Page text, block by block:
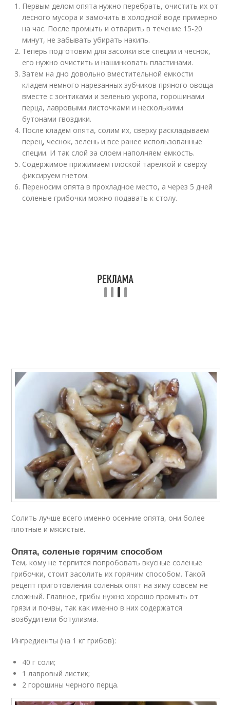
Первым делом опята нужно перебрать, очистить их от
лесного мусора и замочить в холодной воде примерно
на час. После промыть и отварить в течение 15-20
минут, не забывать убирать накипь.
Теперь подготовим для засолки все специи и чеснок,
его нужно очистить и нашинковать пластинами.
Затем на дно довольно вместительной емкости
кладем немного нарезанных зубчиков пряного овоща
вместе с зонтиками и зеленью укропа, горошинами
перца, лавровыми листочками и несколькими
бутонами гвоздики.
После кладем опята, солим их, сверху раскладываем
перец, чеснок, зелень и все ранее использованные
специи. И так слой за слоем наполняем емкость.
Содержимое прижимаем плоской тарелкой и сверху
фиксируем гнетом.
Переносим опята в прохладное место, а через 5 дней
соленые грибочки можно подавать к столу.
Солить лучше всего именно осенние опята, они более
плотные и мясистые.
Опята, соленые горячим способом
Тем, кому не терпится попробовать вкусные соленые
грибочки, стоит засолить их горячим способом. Такой
рецепт приготовления соленых опят на зиму совсем не
сложный. Главное, грибы нужно хорошо промыть от
грязи и почвы, так как именно в них содержатся
возбудители ботулизма.
Ингредиенты (на 1 кг грибов):
40 г соли;
1 лавровый листик;
2 горошины черного перца.